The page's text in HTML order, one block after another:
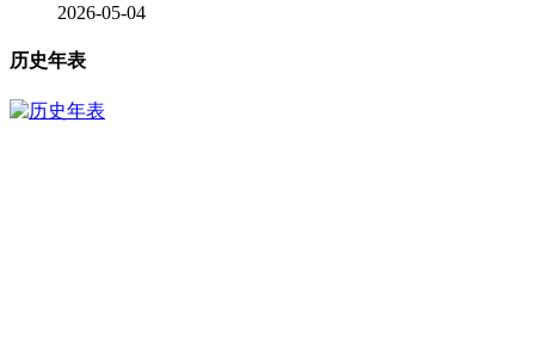
2026-05-04
历史年表